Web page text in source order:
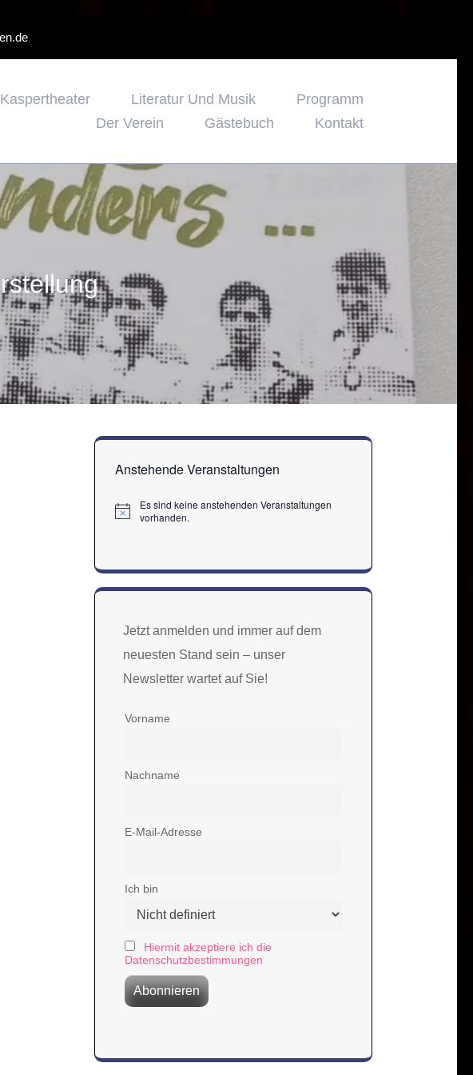
Kaspertheater Literatur Und Musik
Programm
Der Verein
Gästebuch Kontakt
Anstehende Veranstaltungen
Hinweis
Es sind keine anstehenden Veranstaltungen
vorhanden.
Jetzt anmelden und immer auf dem
neuesten Stand sein – unser
Newsletter wartet auf Sie!
Vorname
Nachname
E-Mail-Adresse
Ich bin
Hiermit akzeptiere ich die
Datenschutzbestimmungen